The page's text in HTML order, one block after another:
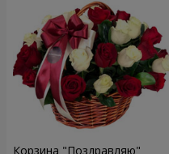
Корзина "Поздравляю"